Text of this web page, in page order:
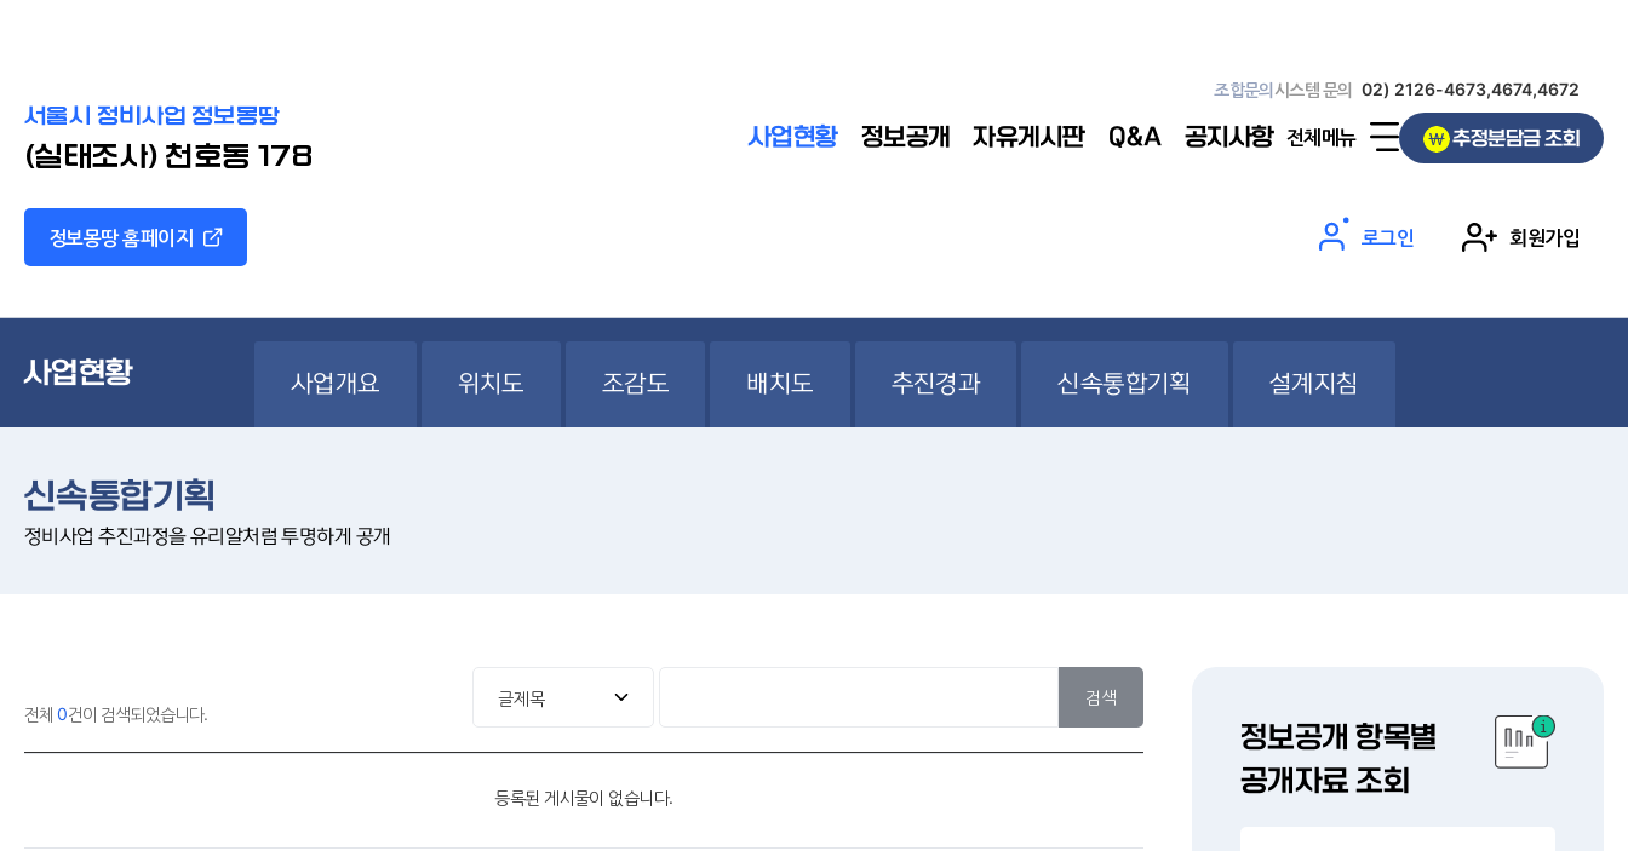
조합문의시스템 문의 02) 2126-4673,4674,4672
서울시 정비사업 정보몽땅
(실태조사) 천호동 178
사업현황 정보공개 자유게시판 Q&A 공지사항 전체메뉴 추정분담금 조회
정보몽땅 홈페이지 로그인 회원가입
사업현황 사업개요 위치도 조감도 배치도 추진경과 신속통합기획 설계지침